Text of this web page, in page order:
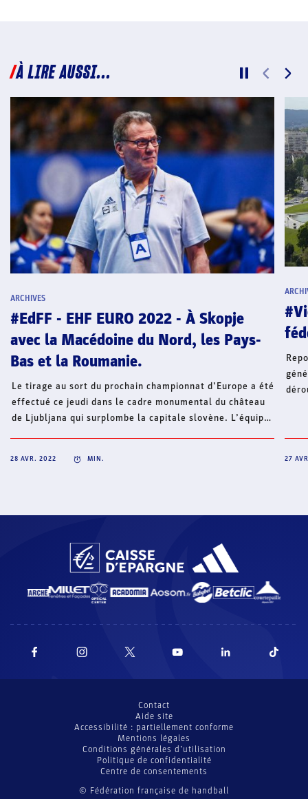
À LIRE AUSSI...
ARCHIVES
#EdFF - EHF EURO 2022 - À Skopje
avec la Macédoine du Nord, les Pays-
Bas et la Roumanie.
Le tirage au sort du prochain championnat d’Europe a été
effectué ce jeudi dans le cadre monumental du château
de Ljubljana qui surplombe la capitale slovène. L’équipe
du Nord, ainsi que les Pays-Bas et la Roumanie.
28 AVR. 2022 MIN. 27
© Fédération française de handball
Contact
Aide site
Accessibilité : partiellement conforme
Mentions légales
Conditions générales d’utilisation
Politique de confidentialité
Centre de consentements